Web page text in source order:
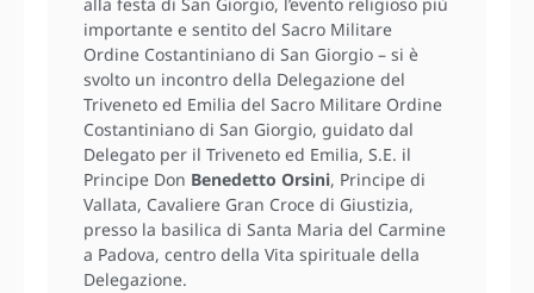
alla festa di San Giorgio, l’evento religioso più
importante e sentito del Sacro Militare
Ordine Costantiniano di San Giorgio – si è
svolto un incontro della Delegazione del
Triveneto ed Emilia del Sacro Militare Ordine
Costantiniano di San Giorgio, guidato dal
Delegato per il Triveneto ed Emilia, S.E. il
Principe Don Benedetto Orsini, Principe di
Vallata, Cavaliere Gran Croce di Giustizia,
presso la basilica di Santa Maria del Carmine
a Padova, centro della Vita spirituale della
Delegazione.